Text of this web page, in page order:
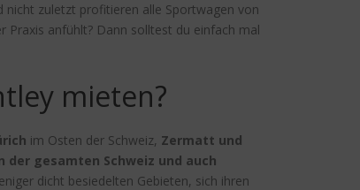
nicht zuletzt profitieren alle Sportwagen von
anfühlt? Dann solltest du einfach mal
mieten?
im Osten der Schweiz, Zermatt und
der gesamten Schweiz und auch
dicht besiedelten Gebieten, sich ihren